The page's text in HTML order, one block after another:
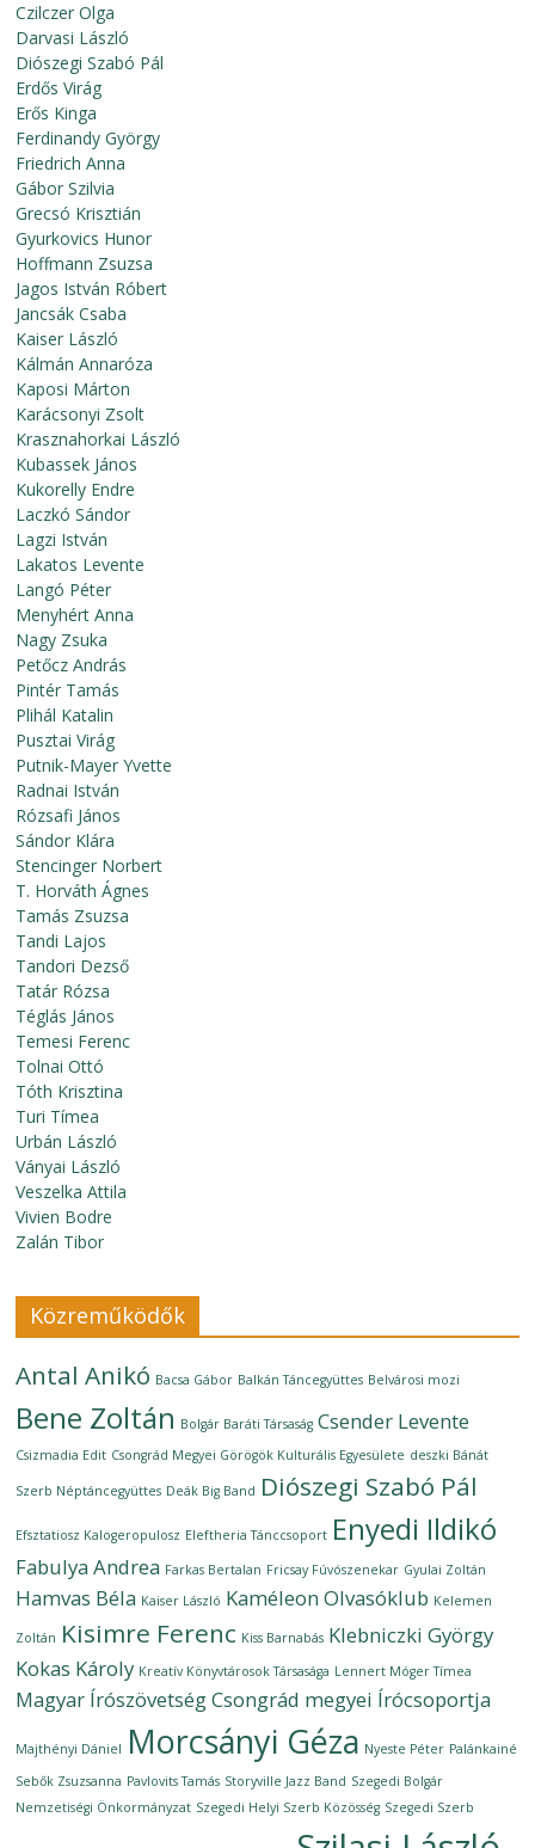
Czilczer Olga
Darvasi László
Diószegi Szabó Pál
Erdős Virág
Erős Kinga
Ferdinandy György
Friedrich Anna
Gábor Szilvia
Grecsó Krisztián
Gyurkovics Hunor
Hoffmann Zsuzsa
Jagos István Róbert
Jancsák Csaba
Kaiser László
Kálmán Annaróza
Kaposi Márton
Karácsonyi Zsolt
Krasznahorkai László
Kubassek János
Kukorelly Endre
Laczkó Sándor
Lagzi István
Lakatos Levente
Langó Péter
Menyhért Anna
Nagy Zsuka
Petőcz András
Pintér Tamás
Plihál Katalin
Pusztai Virág
Putnik-Mayer Yvette
Radnai István
Rózsafi János
Sándor Klára
Stencinger Norbert
T. Horváth Ágnes
Tamás Zsuzsa
Tandi Lajos
Tandori Dezső
Tatár Rózsa
Téglás János
Temesi Ferenc
Tolnai Ottó
Tóth Krisztina
Turi Tímea
Urbán László
Ványai László
Veszelka Attila
Vivien Bodre
Zalán Tibor
Közreműködők
Antal Anikó Bacsa Gábor Balkán Táncegyüttes Belvárosi mozi
Bene Zoltán Bolgár Baráti Társaság Csender Levente
Csizmadia Edit Csongrád Megyei Görögök Kulturális Egyesülete deszki Bánát
Szerb Néptáncegyüttes Deák Big Band Diószegi Szabó Pál
Efsztatiosz Kalogeropulosz Eleftheria Tánccsoport Enyedi Ildikó
Fabulya Andrea Farkas Bertalan Fricsay Fúvószenekar Gyulai Zoltán
Hamvas Béla Kaiser László Kaméleon Olvasóklub Kelemen
Zoltán Kisimre Ferenc Kiss Barnabás Klebniczki György
Kokas Károly Kreatív Könyvtárosok Társasága Lennert Móger Tímea
Magyar Írószövetség Csongrád megyei Írócsoportja
Majthényi Dániel Morcsányi Géza Nyeste Péter Palánkainé
Sebők Zsuzsanna Pavlovits Tamás Storyville Jazz Band Szegedi Bolgár
Nemzetiségi Önkormányzat Szegedi Helyi Szerb Közösség Szegedi Szerb